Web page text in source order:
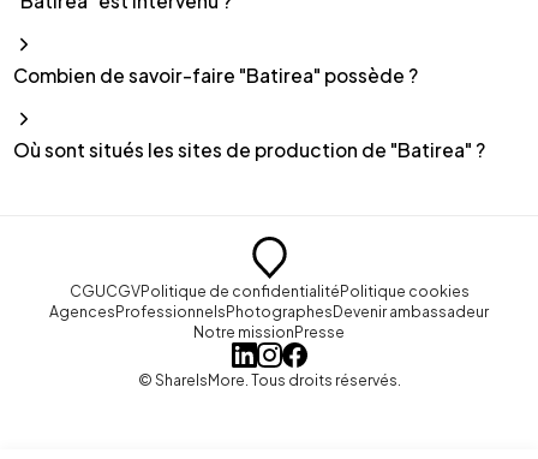
Combien de savoir-faire "Batirea" possède ?
Où sont situés les sites de production de "Batirea" ?
CGUCGVPolitique de confidentialitéPolitique cookies
AgencesProfessionnelsPhotographesDevenir ambassadeur
Notre missionPresse
© ShareIsMore. Tous droits réservés.